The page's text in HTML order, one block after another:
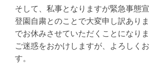
そして、私事となりますが緊急事態
登園自粛とのことで大変申し訳あり
でお休みさせていただくことになりま
ご迷惑をおかけしますが、よろしく
す。